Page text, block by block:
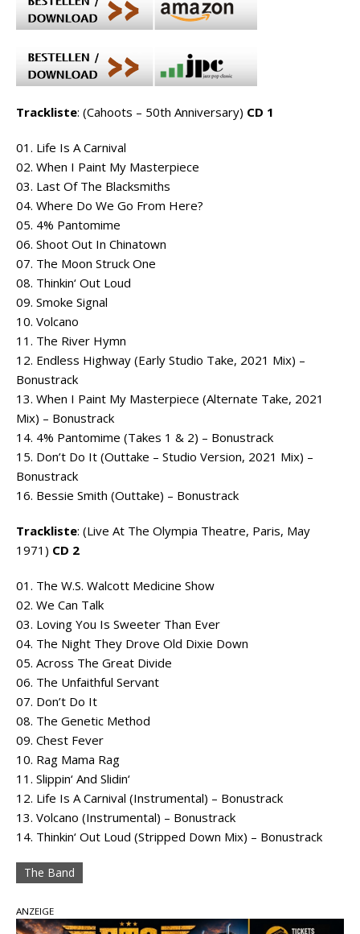
Trackliste: (Cahoots – 50th Anniversary) CD 1
01. Life Is A Carnival
02. When I Paint My Masterpiece
03. Last Of The Blacksmiths
04. Where Do We Go From Here?
05. 4% Pantomime
06. Shoot Out In Chinatown
07. The Moon Struck One
08. Thinkin‘ Out Loud
09. Smoke Signal
10. Volcano
11. The River Hymn
12. Endless Highway (Early Studio Take, 2021 Mix) –
Bonustrack
13. When I Paint My Masterpiece (Alternate Take, 2021
Mix) – Bonustrack
14. 4% Pantomime (Takes 1 & 2) – Bonustrack
15. Don’t Do It (Outtake – Studio Version, 2021 Mix) –
Bonustrack
16. Bessie Smith (Outtake) – Bonustrack
Trackliste: (Live At The Olympia Theatre, Paris, May
1971) CD 2
01. The W.S. Walcott Medicine Show
02. We Can Talk
03. Loving You Is Sweeter Than Ever
04. The Night They Drove Old Dixie Down
05. Across The Great Divide
06. The Unfaithful Servant
07. Don’t Do It
08. The Genetic Method
09. Chest Fever
10. Rag Mama Rag
11. Slippin‘ And Slidin‘
12. Life Is A Carnival (Instrumental) – Bonustrack
13. Volcano (Instrumental) – Bonustrack
14. Thinkin‘ Out Loud (Stripped Down Mix) – Bonustrack
The Band
ANZEIGE